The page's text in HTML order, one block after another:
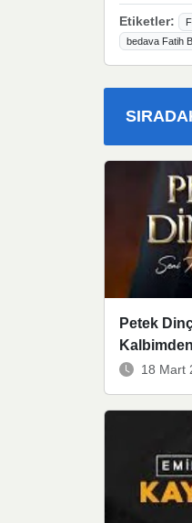
Etiketler:
bedava Fatih
Petek
18 Mart